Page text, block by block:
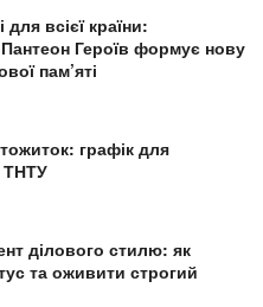
для всієї країни:
Героїв формує нову
пам’яті
графік для
ТНТУ
ділового стилю: як
та оживити строгий